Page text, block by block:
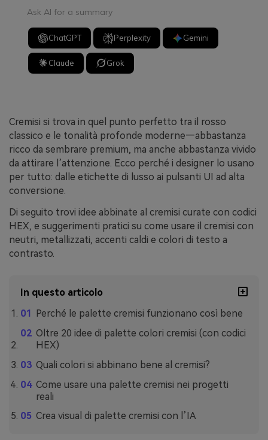
Ask AI for a summary
ChatGPT Perplexity Gemini
Claude Grok
Cremisi si trova in quel punto perfetto tra il rosso
classico e le tonalità profonde moderne—abbastanza
ricco da sembrare premium, ma anche abbastanza vivido
da attirare l’attenzione. Ecco perché i designer lo usano
per tutto: dalle etichette di lusso ai pulsanti UI ad alta
conversione.
Di seguito trovi idee abbinate al cremisi curate con codici
HEX, e suggerimenti pratici su come usare il cremisi con
neutri, metallizzati, accenti caldi e colori di testo a
contrasto.
In questo articolo
Perché le palette cremisi funzionano così bene
Oltre 20 idee di palette colori cremisi (con codici
HEX)
Quali colori si abbinano bene al cremisi?
Come usare una palette cremisi nei progetti
reali
Crea visual di palette cremisi con l’IA